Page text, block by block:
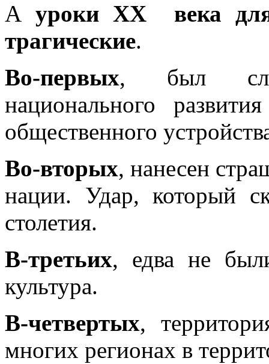
А уроки ХХ века
трагические.
Во-первых, был
национального
общественного
Во-вторых, нанесен
нации. Удар, который
столетия.
В-третьих, едва не
культура.
В-четвертых,
многих регионах в